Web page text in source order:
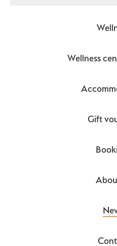
Wellness
Gift